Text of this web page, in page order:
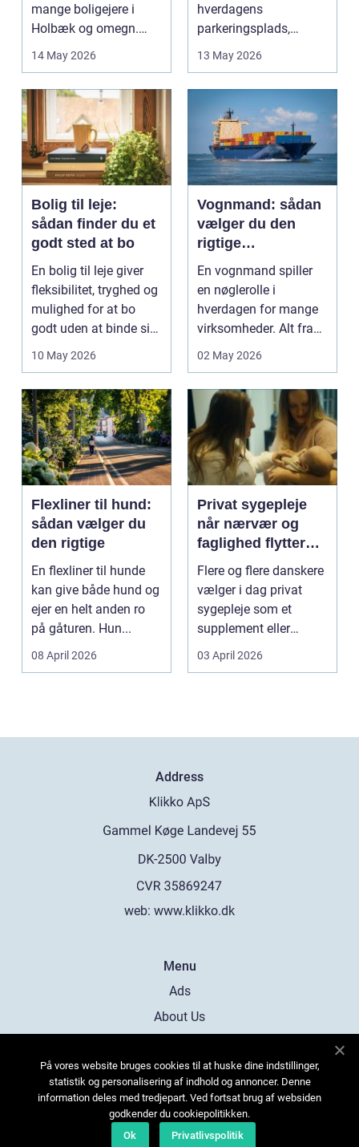
mange boligejere i
Holbæk og omegn.
Flere ønsker at sæn...
14 May 2026
hverdagens
parkeringsplads,
terrasse eller
gårdsplads både pæn
og pra...
13 May 2026
Bolig til leje:
sådan finder du et
godt sted at bo
En bolig til leje giver
fleksibilitet, tryghed og
mulighed for at bo
godt uden at binde sig
ø...
10 May 2026
Vognmand: sådan
vælger du den
rigtige
samarbejdspartner
En vognmand spiller
en nøglerolle i
hverdagen for mange
virksomheder. Alt fra
byggematerialer...
02 May 2026
Flexliner til hund:
sådan vælger du
den rigtige
En flexliner til hunde
kan give både hund og
ejer en helt anden ro
på gåturen. Hun...
08 April 2026
Privat sygepleje
når nærvær og
faglighed flytter
hjem i stuen
Flere og flere danskere
vælger i dag privat
sygepleje som et
supplement eller
alternativ til det off...
03 April 2026
Address
web: www.klikko.dk
Menu
Ads
About Us
Contact
Sitemap
På vores website bruges cookies til at huske dine indstillinger,
statistik og personalisering af indhold og annoncer. Denne
information deles med tredjepart. Ved fortsat brug af websiden
godkender du cookiepolitikken.
Ok
Privatlivspolitik